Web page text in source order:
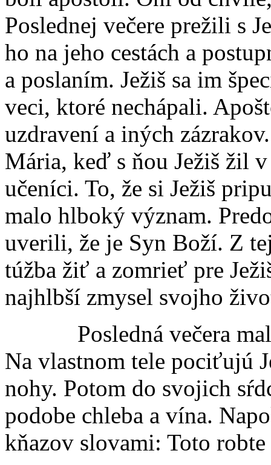
Poslednej večere prežili s
ho na jeho cestách a
a poslaním. Ježiš sa im
veci, ktoré nechápali.
uzdravení a iných
Mária, keď s ňou Ježiš žil
učeníci. To, že si Ježiš
malo hlboký význam.
uverili, že je Syn Boží. Z
túžba žiť a zomrieť pre
najhlbší zmysel svojho
Posledná večera mala
Na vlastnom tele pociťujú
nohy. Potom do svojich
podobe chleba a vína.
kňazov slovami: Toto